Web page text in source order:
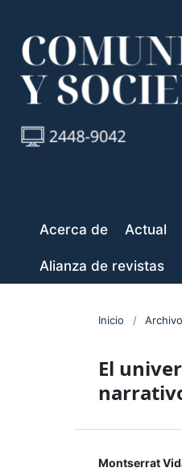
Acerca de Actual
Alianza de revistas
Inicio /
El
Montserrat